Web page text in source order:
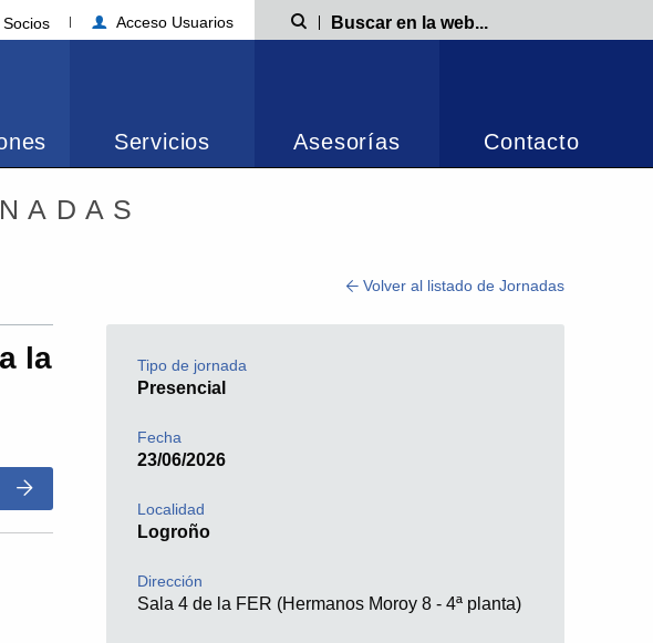
Acceso Usuarios Búsqueda
Servicios Asesorías Contacto
Volver al listado de Jornadas
la
Tipo de jornada
Presencial
Fecha
23/06/2026
Localidad
Logroño
Dirección
Sala 4 de la FER (Hermanos Moroy 8 - 4ª planta)